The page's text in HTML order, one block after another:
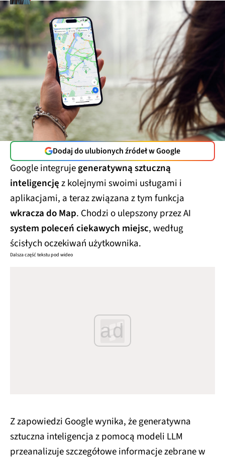
Dodaj do ulubionych źródeł w Google
Google integrujegeneratywną sztuczną
inteligencjęz kolejnymi swoimi usługami i
aplikacjami, a teraz związana z tym funkcja
wkracza do Map. Chodzi o ulepszony przez AI
system poleceń ciekawych miejsc, według
ścisłych oczekiwań użytkownika.
Dalsza część tekstu pod wideo
ad
Z zapowiedzi Google wynika, że generatywna
sztuczna inteligencja z pomocą modeli LLM
przeanalizuje szczegółowe informacje zebrane w